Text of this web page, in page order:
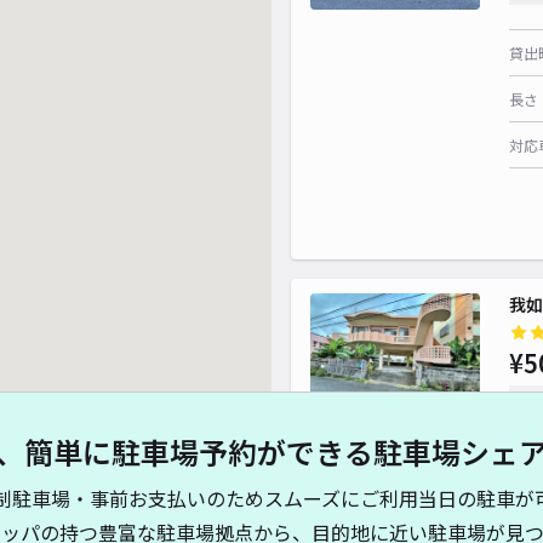
貸出
長さ
対応
我
貸出
長さ
簡単に駐車場予約ができる駐車場シェ
駐車場・事前お支払いのためスムーズにご利用当日の駐車が
パの持つ豊富な駐車場拠点から、目的地に近い駐車場が見